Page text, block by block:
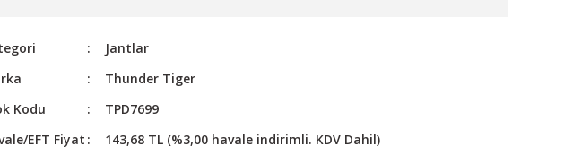
Jantlar
Thunder Tiger
Kodu
TPD7699
EFT Fiyat
143,68 TL (%3,00 havale indirimli. KDV Dahil)